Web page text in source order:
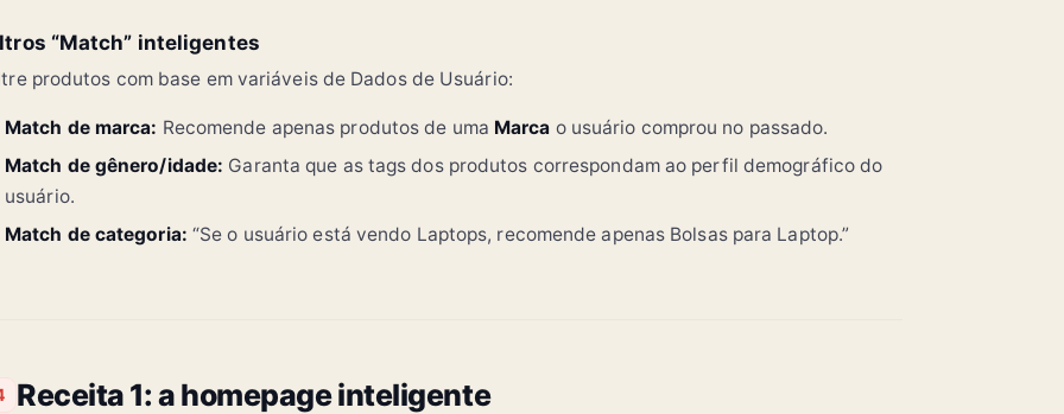
“Match” inteligentes
produtos com base em variáveis de Dados de Usuário:
Match de marca: Recomende apenas produtos de uma Marca o usuário comprou no passado.
Match de gênero/idade: Garanta que as tags dos produtos correspondam ao perfil demográfico do
usuário.
Match de categoria: “Se o usuário está vendo Laptops, recomende apenas Bolsas para Laptop.”
Receita 1: a homepage inteligente